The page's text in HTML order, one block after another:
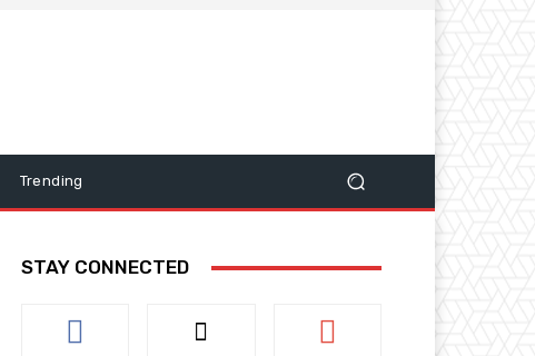
Trending
STAY CONNECTED